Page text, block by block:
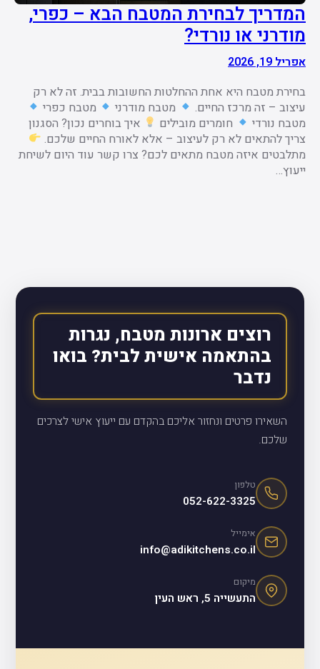
המדריך לבחירת המטבח הבא – כפרי,
מודרני או נורדי?
אפריל 19, 2026
בחירת מטבח היא אחת ההחלטות החשובות בבית. זה לא רק
עיצוב – זה מרכז החיים.
מטבח מודרני
מטבח כפרי
מטבח נורדי
חומרים מובילים
איך בוחרים נכון? הסגנון
צריך להתאים לא רק לעיצוב – אלא לאורח החיים שלכם.
מתלבטים איזה מטבח מתאים לכם? צרו קשר עוד היום לשיחת
ייעוץ…
רוצים ארונות מטבח, נגרות
בהתאמה אישית לבית? בואו
נדבר
השאירו פרטים ונחזור אליכם בהקדם עם ייעוץ אישי לצרכים
שלכם.
טלפון
052-622-3325
אימייל
info@adikitchens.co.il
מיקום
התעשייה 5, ראש העין